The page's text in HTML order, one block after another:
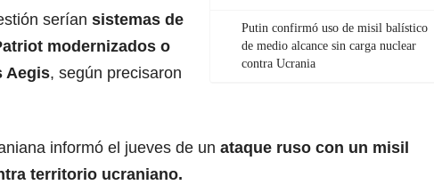
Putin confirmó uso de misil balístico
de medio alcance sin carga nuclear
contra Ucrania
serían sistemas de
modernizados o
Aegis, según precisaron
informó el jueves de un ataque ruso con un misil
territorio ucraniano.